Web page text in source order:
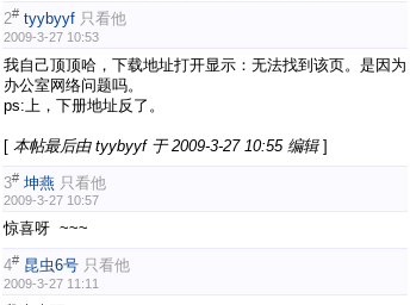
2# tyybyyf 只看他
2009-3-27 10:53
我自己顶顶哈，下载地址打开显示：无法找到该页。是因为
办公室网络问题吗。
ps:上，下册地址反了。
[ 本帖最后由 tyybyyf 于 2009-3-27 10:55 编辑 ]
3# 坤燕 只看他
2009-3-27 10:57
惊喜呀 ~~~
4# 昆虫6号 只看他
2009-3-27 11:11